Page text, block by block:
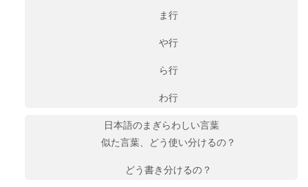
ま行
や行
ら行
わ行
日本語のまぎらわしい言葉
似た言葉、どう使い分けるの？
どう書き分けるの？